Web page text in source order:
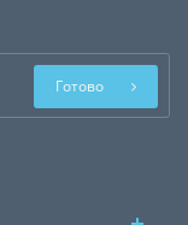
Готово